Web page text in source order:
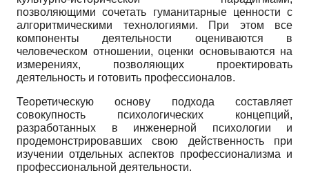
позволяющими сочетать гуманитарные ценности с
алгоритмическими технологиями. При этом все
компоненты деятельности оцениваются в
человеческом отношении, оценки основываются на
измерениях, позволяющих проектировать
деятельность и готовить профессионалов.
Теоретическую основу подхода составляет
совокупность психологических концепций,
разработанных в инженерной психологии и
продемонстрировавших свою действенность при
изучении отдельных аспектов профессионализма и
профессиональной деятельности.